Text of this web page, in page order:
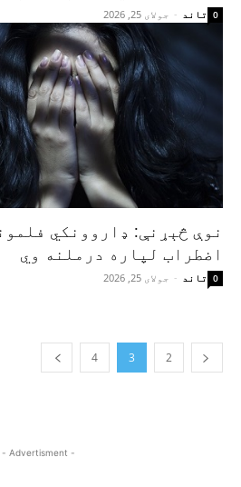
تاند - جولای 25, 2026 0
نوې څېړنې: ډاروونکي
اضطراب لپاره درملنه وي
تاند - جولای 25, 2026 0
2
3
4
- Advertisment -